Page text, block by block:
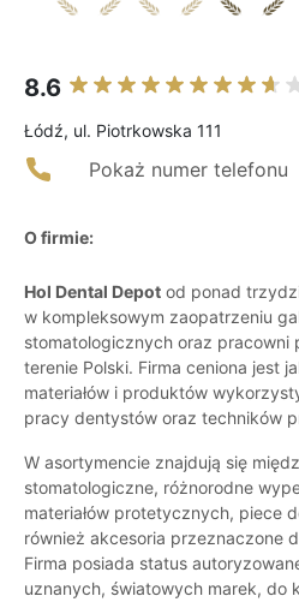
8.6
Łódź, ul. Piotrkowska 111
Pokaż numer telefonu
O firmie:
Hol Dental Depot od ponad
w kompleksowym zaopatrzeniu
stomatologicznych oraz pracowni
terenie Polski. Firma ceniona jest
materiałów i produktów
pracy dentystów oraz techników
W asortymencie znajdują się
stomatologiczne, różnorodne
materiałów protetycznych, piece
również akcesoria przeznaczone
Firma posiada status
uznanych, światowych marek, do